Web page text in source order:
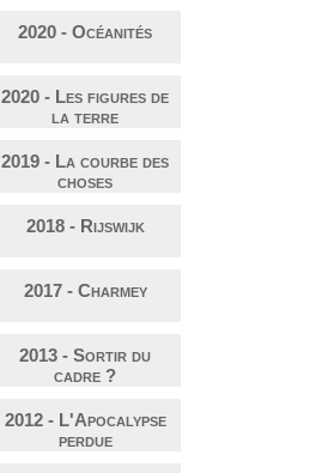
2020 - Océanités
2020 - Les figures de
la terre
2019 - La courbe des
choses
2018 - Rijswijk
2017 - Charmey
2013 - Sortir du
cadre ?
2012 - L'Apocalypse
perdue